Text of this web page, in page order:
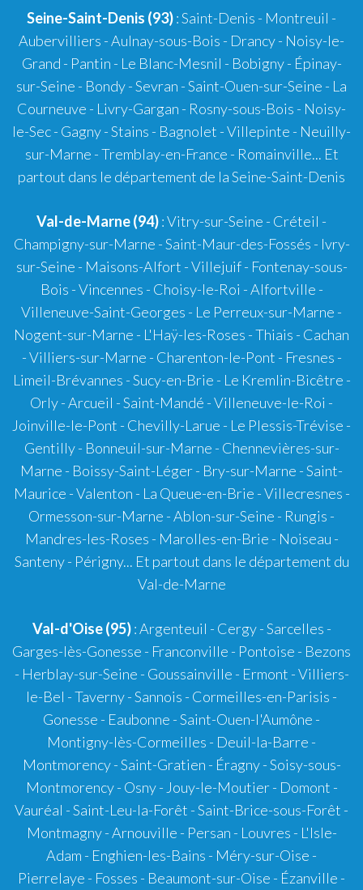
Seine-Saint-Denis (93): Saint-Denis - Montreuil -
Aubervilliers - Aulnay-sous-Bois - Drancy - Noisy-le-
Grand - Pantin - Le Blanc-Mesnil - Bobigny - Épinay-
sur-Seine - Bondy - Sevran - Saint-Ouen-sur-Seine - La
Courneuve - Livry-Gargan - Rosny-sous-Bois - Noisy-
le-Sec - Gagny - Stains - Bagnolet - Villepinte - Neuilly-
sur-Marne - Tremblay-en-France - Romainville... Et
partout dans le département de la Seine-Saint-Denis
Val-de-Marne (94): Vitry-sur-Seine - Créteil -
Champigny-sur-Marne - Saint-Maur-des-Fossés - Ivry-
sur-Seine - Maisons-Alfort - Villejuif - Fontenay-sous-
Bois - Vincennes - Choisy-le-Roi - Alfortville -
Villeneuve-Saint-Georges - Le Perreux-sur-Marne -
Nogent-sur-Marne - L'Haÿ-les-Roses - Thiais - Cachan
- Villiers-sur-Marne - Charenton-le-Pont - Fresnes -
Limeil-Brévannes - Sucy-en-Brie - Le Kremlin-Bicêtre -
Orly - Arcueil - Saint-Mandé - Villeneuve-le-Roi -
Joinville-le-Pont - Chevilly-Larue - Le Plessis-Trévise -
Gentilly - Bonneuil-sur-Marne - Chennevières-sur-
Marne - Boissy-Saint-Léger - Bry-sur-Marne - Saint-
Maurice - Valenton - La Queue-en-Brie - Villecresnes -
Ormesson-sur-Marne - Ablon-sur-Seine - Rungis -
Mandres-les-Roses - Marolles-en-Brie - Noiseau -
Santeny - Périgny... Et partout dans le département du
Val-de-Marne
Val-d'Oise (95): Argenteuil - Cergy - Sarcelles -
Garges-lès-Gonesse - Franconville - Pontoise - Bezons
- Herblay-sur-Seine - Goussainville - Ermont - Villiers-
le-Bel - Taverny - Sannois - Cormeilles-en-Parisis -
Gonesse - Eaubonne - Saint-Ouen-l'Aumône -
Montigny-lès-Cormeilles - Deuil-la-Barre -
Montmorency - Saint-Gratien - Éragny - Soisy-sous-
Montmorency - Osny - Jouy-le-Moutier - Domont -
Vauréal - Saint-Leu-la-Forêt - Saint-Brice-sous-Forêt -
Montmagny - Arnouville - Persan - Louvres - L'Isle-
Adam - Enghien-les-Bains - Méry-sur-Oise -
Pierrelaye - Fosses - Beaumont-sur-Oise - Ézanville -